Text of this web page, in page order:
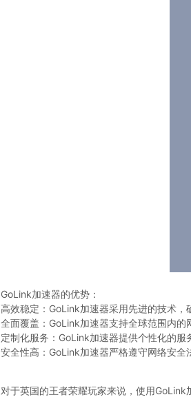
GoLink加速器的优势：
高效稳定：GoLink加速器采用先进的技术
全面覆盖：GoLink加速器支持全球范围内的
定制化服务：GoLink加速器提供个性化的服
安全性高：GoLink加速器严格遵守网络安全
对于英国的王者荣耀玩家来说，使用